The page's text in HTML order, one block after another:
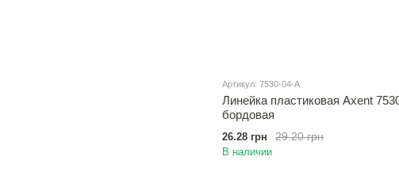
Артикул: 7530-04-A
Линейка пластиковая Axent
бордовая
29.20 грн
26.28 грн
В наличии